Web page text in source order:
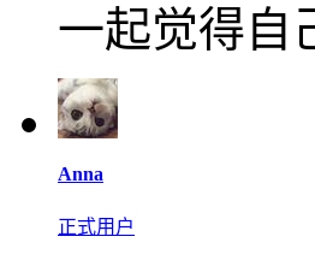
一起觉得自
Anna
正式用户